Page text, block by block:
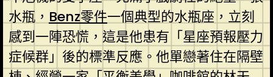
水瓶， Benz零件一個典型的水瓶座，立刻
感到一陣恐慌，這是他患有「星座預報壓力
症候群」後的標準反應。他單戀著住在隔壁